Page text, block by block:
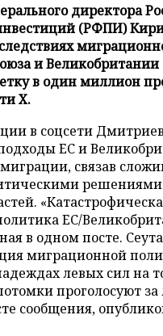
директора
(РФПИ)
и Великобритании
в один миллион
X.
в соцсети Дмитриев
ЕС и
связав
решениями
ЕС/
в одном посте.
миграционной
левых сил на
проголосуют за
сообщения,